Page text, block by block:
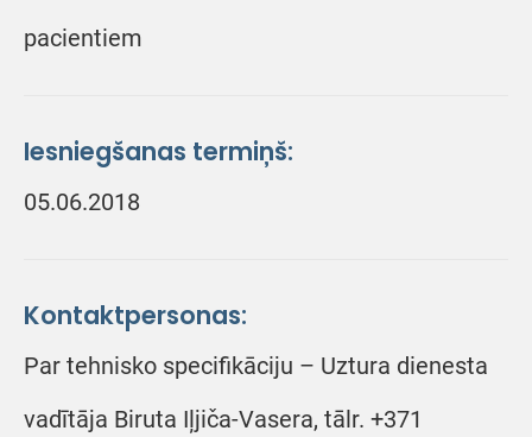
pacientiem
Iesniegšanas termiņš:
05.06.2018
Kontaktpersonas:
Par tehnisko specifikāciju – Uztura dienesta
vadītāja Biruta Iļjiča-Vasera, tālr. +371